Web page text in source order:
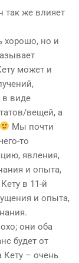
так же влияет
хорошо, но и
может и
в виде
вещей, а
Мы почти
то
явления,
и опыта,
в 11-й
и опыта,
они оба
будет от
Кету – очень